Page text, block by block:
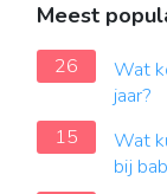
Meest
26
Wat
jaar?
15
Wat
bij